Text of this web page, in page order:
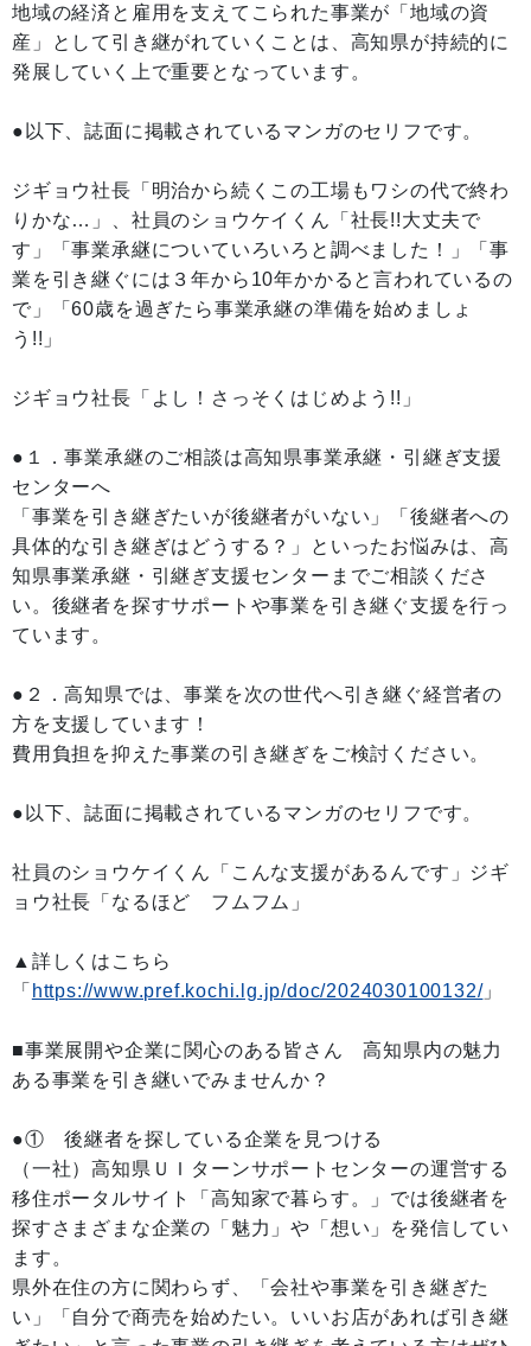
地域の経済と雇用を支えてこられた事業が「地域の資
産」として引き継がれていくことは、高知県が持続的に
発展していく上で重要となっています。
●以下、誌面に掲載されているマンガのセリフです。
ジギョウ社長「明治から続くこの工場もワシの代で終わ
りかな…」、社員のショウケイくん「社長!!大丈夫で
す」「事業承継についていろいろと調べました！」「事
業を引き継ぐには３年から10年かかると言われているの
で」「60歳を過ぎたら事業承継の準備を始めましょ
う!!」
ジギョウ社長「よし！さっそくはじめよう!!」
●１．事業承継のご相談は高知県事業承継・引継ぎ支援
センターへ
「事業を引き継ぎたいが後継者がいない」「後継者への
具体的な引き継ぎはどうする？」といったお悩みは、高
知県事業承継・引継ぎ支援センターまでご相談くださ
い。後継者を探すサポートや事業を引き継ぐ支援を行っ
ています。
●２．高知県では、事業を次の世代へ引き継ぐ経営者の
方を支援しています！
費用負担を抑えた事業の引き継ぎをご検討ください。
●以下、誌面に掲載されているマンガのセリフです。
社員のショウケイくん「こんな支援があるんです」ジギ
ョウ社長「なるほど フムフム」
▲詳しくはこちら
「 https://www.pref.kochi.lg.jp/doc/2024030100132/」
■事業展開や企業に関心のある皆さん 高知県内の魅力
ある事業を引き継いでみませんか？
●① 後継者を探している企業を見つける
（一社）高知県ＵＩターンサポートセンターの運営する
移住ポータルサイト「高知家で暮らす。」では後継者を
探すさまざまな企業の「魅力」や「想い」を発信してい
ます。
県外在住の方に関わらず、「会社や事業を引き継ぎた
い」「自分で商売を始めたい。いいお店があれば引き継